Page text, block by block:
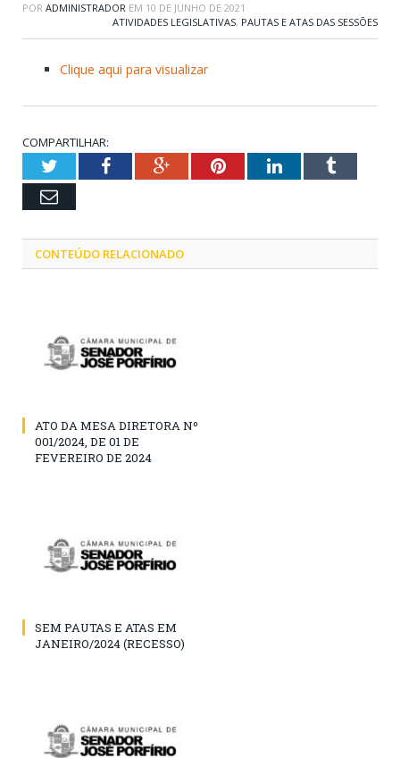
POR ADMINISTRADOR EM 10 DE JUNHO DE 2021
ATIVIDADES LEGISLATIVAS, PAUTAS E ATAS DAS SESSÕES
Clique aqui para visualizar
COMPARTILHAR:
TwitterFacebookGoogle+PinterestLinkedInTumblr
Email
CONTEÚDO RELACIONADO
ATO DA MESA DIRETORA Nº
001/2024, DE 01 DE
FEVEREIRO DE 2024
SEM PAUTAS E ATAS EM
JANEIRO/2024 (RECESSO)